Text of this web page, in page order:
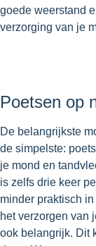
goede weerstand
verzorging van je
Poetsen op
De belangrijkste
de simpelste:
je mond en
is zelfs drie keer
minder praktisch
het verzorgen van
ook belangrijk. Dit